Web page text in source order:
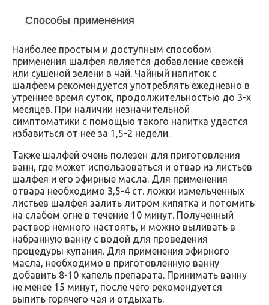
Способы применения
Наиболее простым и доступным способом
применения шалфея является добавление свежей
или сушеной зелени в чай. Чайный напиток с
шалфеем рекомендуется употреблять ежедневно в
утреннее время суток, продолжительностью до 3-х
месяцев. При наличии незначительной
симптоматики с помощью такого напитка удастся
избавиться от нее за 1,5-2 недели.
Также шалфей очень полезен для приготовления
ванн, где может использоваться и отвар из листьев
шалфея и его эфирные масла. Для применения
отвара необходимо 3,5-4 ст. ложки измельченных
листьев шалфея залить литром кипятка и потомить
на слабом огне в течение 10 минут. Полученный
раствор немного настоять, и можно выливать в
набранную ванну с водой для проведения
процедуры купания. Для применения эфирного
масла, необходимо в приготовленную ванну
добавить 8-10 капель препарата. Принимать ванну
не менее 15 минут, после чего рекомендуется
выпить горячего чая и отдыхать.